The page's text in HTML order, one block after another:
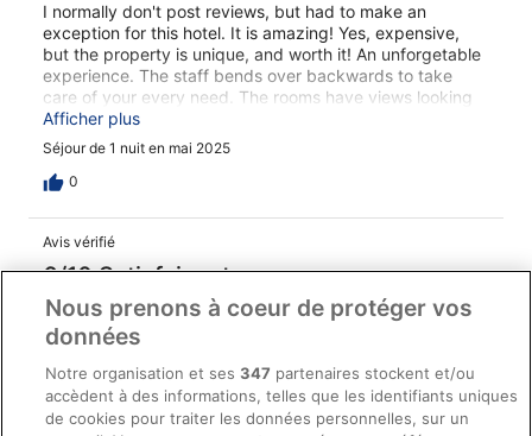
I normally don't post reviews, but had to make an
exception for this hotel. It is amazing! Yes, expensive,
but the property is unique, and worth it! An unforgetable
experience. The staff bends over backwards to take
care of your every need. The rooms have views looking
right down to the grotto and out to the Adriatic Sea. Like
being on a cruise ship. Our room was one of the most
modern I've ever stayed in with remote controlled
lighting, curtains, music and climate control. The
Mare is beautiful. About 35 minutes south of Bari. The
people are so friendly. We ate at the restaurant in the
cave below the hotel and had a once-in-a-lifetime dining
online reviews about the restaurant, but don't let those
scare you away, definitely check it out. The restaurant
through the amazing meal. If you are coming to Italy this
place should be on your list of stops.
Afficher plus
Séjour de 1 nuit en mai 2025
0
Avis vérifié
6/10 Satisfaisant
Marjan
18 août 2022
Les points forts : Propreté, infrastructures et conditions de
l’hébergement, confort de la chambre
Les points faibles : Personnel et service
Nous prenons à coeur de protéger vos
données
Notre organisation et ses347 partenaires stockent et/ou
accèdent à des informations, telles que les identifiants uniques
de cookies pour traiter les données personnelles, sur un